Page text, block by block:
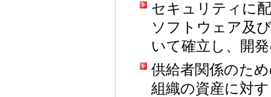
セキュリティに
ソフトウェア及
いて確立し、開
供給者関係のた
組織の資産に対